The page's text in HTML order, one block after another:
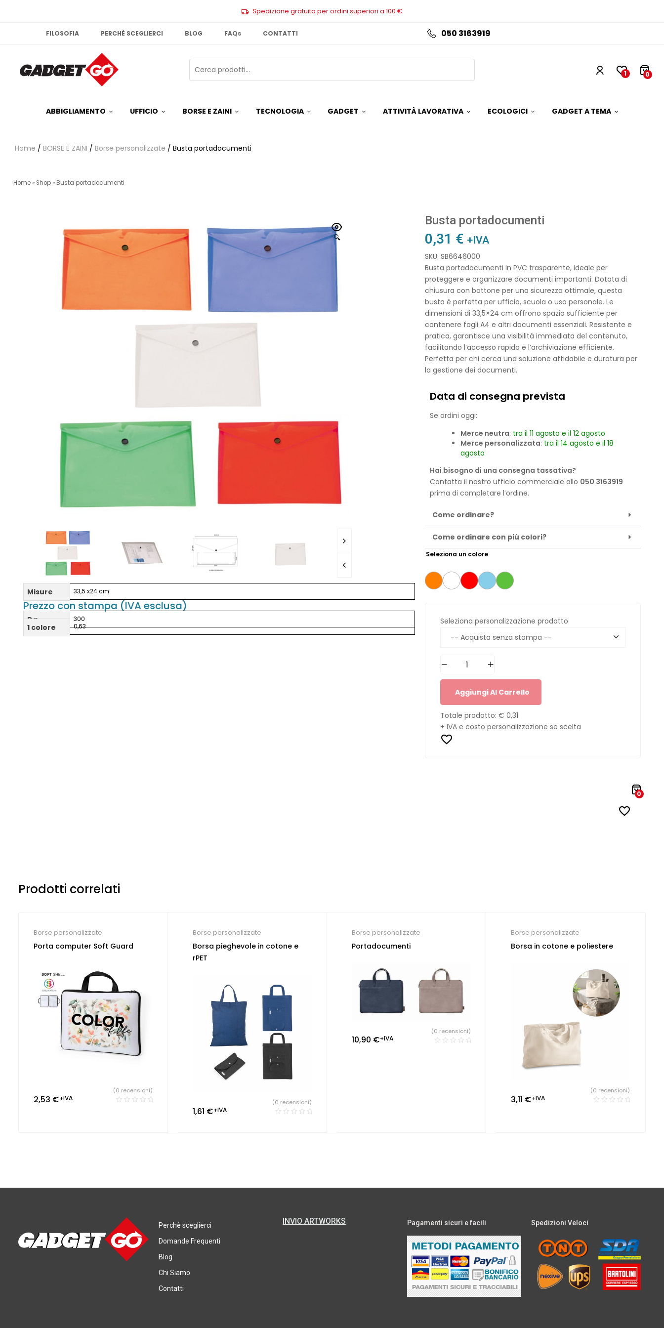
Spedizione gratuita per ordini superiori a 100 €
FILOSOFIA PERCHÈ SCEGLIERCI BLOG FAQs CONTATTI 050 3163919
1 0
ABBIGLIAMENTO UFFICIO BORSE E ZAINI TECNOLOGIA GADGET ATTIVITÀ LAVORATIVA ECOLOGICI GADGET A TEMA
Home / BORSE E ZAINI / Borse personalizzate / Busta portadocumenti
Home » Shop » Busta portadocumenti
🔍
Misure 33,5 x24 cm
Prezzo con stampa (IVA esclusa)
Da 300
1 colore 0,63
Busta portadocumenti
0,31 € +IVA
SKU: SB6646000
Busta portadocumenti in PVC trasparente, ideale per
proteggere e organizzare documenti importanti. Dotata di
chiusura con bottone per una sicurezza ottimale, questa
busta è perfetta per ufficio, scuola o uso personale. Le
dimensioni di 33,5×24 cm offrono spazio sufficiente per
contenere fogli A4 e altri documenti essenziali. Resistente e
pratica, garantisce una visibilità immediata del contenuto,
facilitando l’accesso rapido e l’archiviazione efficiente.
Perfetta per chi cerca una soluzione affidabile e duratura per
la gestione dei documenti.
Data di consegna prevista
Se ordini oggi:
Merce neutra: tra il 11 agosto e il 12 agosto
Merce personalizzata: tra il 14 agosto e il 18
agosto
Hai bisogno di una consegna tassativa?
Contatta il nostro ufficio commerciale allo 050 3163919
prima di completare l’ordine.
Come ordinare?
Come ordinare con più colori?
Seleziona un colore
Seleziona personalizzazione prodotto
Aggiungi Al Carrello
Totale prodotto: € 0,31
+ IVA e costo personalizzazione se scelta
0
Prodotti correlati
Borse personalizzate
Porta computer Soft Guard
2,53 €+IVA
(0 recensioni)
Borse personalizzate
Borsa pieghevole in cotone e
rPET
1,61 €+IVA
(0 recensioni)
Borse personalizzate
Portadocumenti
10,90 €+IVA
(0 recensioni)
Borse personalizzate
Borsa in cotone e poliestere
3,11 €+IVA
(0 recensioni)
Perchè sceglierci
Domande Frequenti
Blog
Chi Siamo
Contatti
INVIO ARTWORKS Pagamenti sicuri e facili Spedizioni Veloci